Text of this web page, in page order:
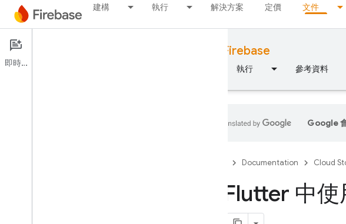
建構 執行 解決方案 定價 文件
Documentation Cloud Storage for Firebase
總覽 執行 參考資料
Google
Documentation Cloud
在 Flutter 中
即時通訊